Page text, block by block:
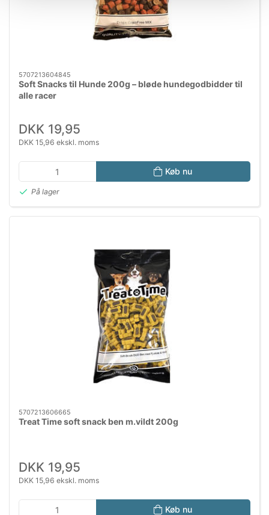
5707213604845
Soft Snacks til Hunde 200g – bløde hundegodbidder til
alle racer
DKK 19,95
DKK 15,96 ekskl. moms
Køb nu
På lager
5707213606665
Treat Time soft snack ben m.vildt 200g
DKK 19,95
DKK 15,96 ekskl. moms
Køb nu